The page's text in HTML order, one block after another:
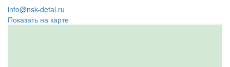
info@nsk-detal.ru
Показать на карте